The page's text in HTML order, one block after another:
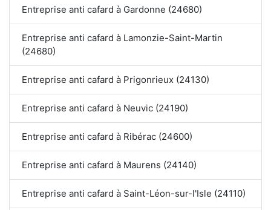
Entreprise anti cafard à Gardonne (24680)
Entreprise anti cafard à Lamonzie-Saint-Martin
(24680)
Entreprise anti cafard à Prigonrieux (24130)
Entreprise anti cafard à Neuvic (24190)
Entreprise anti cafard à Ribérac (24600)
Entreprise anti cafard à Maurens (24140)
Entreprise anti cafard à Saint-Léon-sur-l'Isle (24110)